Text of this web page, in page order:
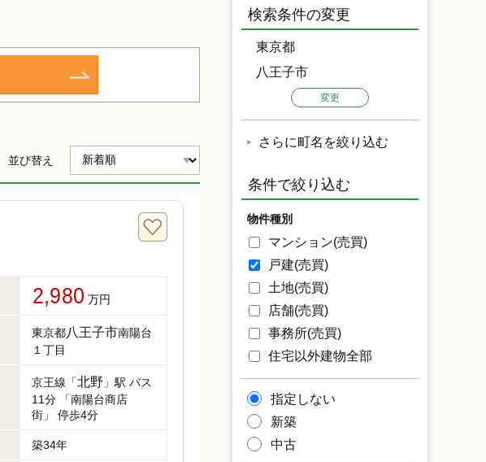
並び替え
2,980 万円
東京都八王子市南陽台
１丁目
京王線「北野 」駅 バス
11分 「南陽台商店
街」 停歩4分
築34年
検索条件の変更
東京都
八王子市
変更
さらに町名を絞り込む
条件で絞り込む
物件種別
マンション(売買)
戸建(売買)
土地(売買)
店舗(売買)
事務所(売買)
住宅以外建物全部
指定しない
新築
中古